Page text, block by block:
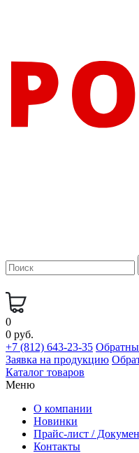
0
0 руб.
+7 (812) 643-23-35
Заявка на продукцию
Каталог товаров
Меню
О компании
Новинки
Прайс-лист /
Контакты